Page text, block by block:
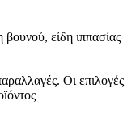
είδη ιππασίας
Οι επιλογές